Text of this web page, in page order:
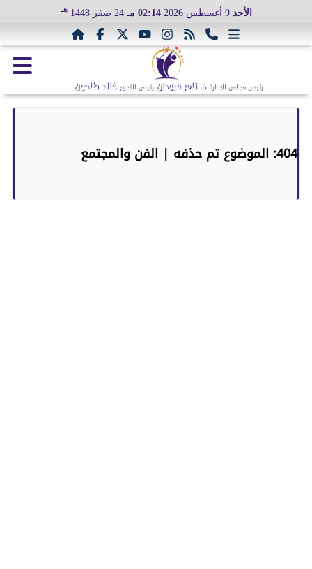
الأحد 9 أغسطس 2026 02:14 مـ 24 صفر 1448 هـ
رئيس مجلس الإدارة د. تامر قبودان رئيس التحرير خالد طاحون
404: الموضوع تم حذفه | الفن والمجتمع